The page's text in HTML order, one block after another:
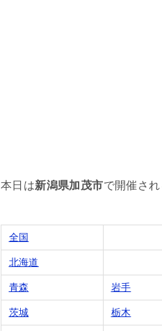
本日は新潟県加茂市で開催され
全国
北海道
青森 岩手
茨城 栃木